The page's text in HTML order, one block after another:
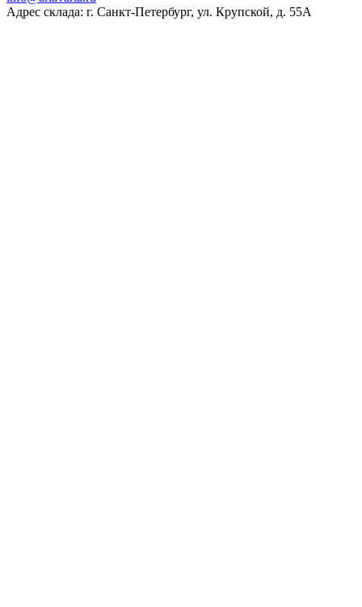
Адрес склада: г. Санкт-Петербург, ул. Крупской, д. 55А